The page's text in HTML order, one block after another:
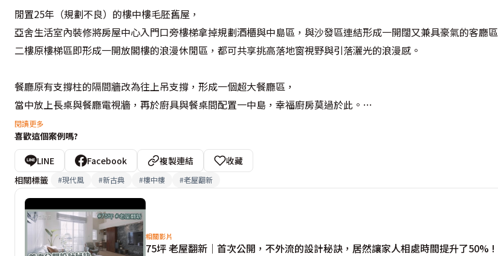
閒置25年（規劃不良）的樓中樓毛胚舊屋，
亞舍生活室內裝修將房屋中心入門口旁樓梯拿掉規劃酒櫃與中島區，與沙發區連結形成一開闊又兼具豪氣的客廳區
二樓原樓梯區即形成一開放閣樓的浪漫休閒區，都可共享挑高落地窗視野與引落灑光的浪漫感。
餐廳原有支撐柱的隔間牆改為往上吊支撐，形成一個超大餐廳區，
當中放上長桌與餐廳電視牆，再於廚具與餐桌間配置一中島，幸福廚房莫過於此。
一樓大主臥與二樓兩大次臥都配置超大乾溼分離浴室，往上吊支撐的隔間牆洽又可隔出另一間客房
大改造後形成空間感十足的優雅生活空間美宅，屋主滿意的說這就是隱藏式豪宅……。
設計概念文字為【亞舍生活室內裝修】提供
閱讀更多
喜歡這個案例嗎?
LINE Facebook 複製連結
收藏
相關標籤
#現代風 #新古典 #樓中樓 #老屋翻新
相關影片
75坪 老屋翻新｜首次公開，不外流的設計秘訣，居然讓家人相處時間提升了50% !